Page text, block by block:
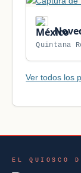
Quintana
Ver todos los
EL QUIOSCO